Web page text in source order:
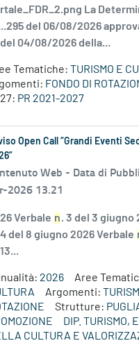
La
del 06/08/2026
del 04/08/2026 della...
Tematiche: TURISMO E
FONDO DI
PR 2021-2027
Open Call “Grandi Eventi
Web - Data di
2026 13.21
Verbale n. 3 del 3 giugno
4 del 8 giugno 2026 Verbale
2026 Aree
Argomenti:
Strutture:
DIP. TURISMO,
CULTURA E